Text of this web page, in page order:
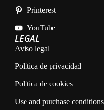
LEGAL
Aviso legal
Política de privacidad
Política de cookies
Use and purchase conditions
Printerest
YouTube